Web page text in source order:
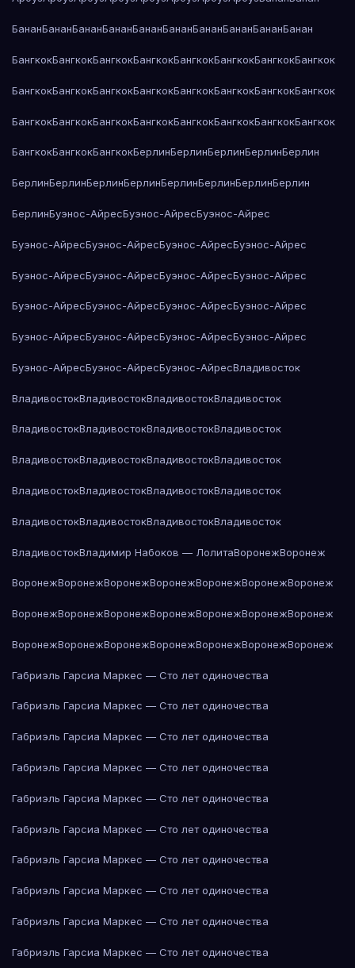
БананБананБананБананБананБананБананБананБананБанан
БангкокБангкокБангкокБангкокБангкокБангкокБангкокБангкок
БангкокБангкокБангкокБангкокБангкокБангкокБангкокБангкок
БангкокБангкокБангкокБангкокБангкокБангкокБангкокБангкок
БангкокБангкокБангкокБерлинБерлинБерлинБерлинБерлин
БерлинБерлинБерлинБерлинБерлинБерлинБерлинБерлин
БерлинБуэнос-АйресБуэнос-АйресБуэнос-Айрес
Буэнос-АйресБуэнос-АйресБуэнос-АйресБуэнос-Айрес
Буэнос-АйресБуэнос-АйресБуэнос-АйресБуэнос-Айрес
Буэнос-АйресБуэнос-АйресБуэнос-АйресБуэнос-Айрес
Буэнос-АйресБуэнос-АйресБуэнос-АйресБуэнос-Айрес
Буэнос-АйресБуэнос-АйресБуэнос-АйресВладивосток
ВладивостокВладивостокВладивостокВладивосток
ВладивостокВладивостокВладивостокВладивосток
ВладивостокВладивостокВладивостокВладивосток
ВладивостокВладивостокВладивостокВладивосток
ВладивостокВладивостокВладивостокВладивосток
ВладивостокВладимир Набоков — ЛолитаВоронежВоронеж
ВоронежВоронежВоронежВоронежВоронежВоронежВоронеж
ВоронежВоронежВоронежВоронежВоронежВоронежВоронеж
ВоронежВоронежВоронежВоронежВоронежВоронежВоронеж
Габриэль Гарсиа Маркес — Сто лет одиночества
Габриэль Гарсиа Маркес — Сто лет одиночества
Габриэль Гарсиа Маркес — Сто лет одиночества
Габриэль Гарсиа Маркес — Сто лет одиночества
Габриэль Гарсиа Маркес — Сто лет одиночества
Габриэль Гарсиа Маркес — Сто лет одиночества
Габриэль Гарсиа Маркес — Сто лет одиночества
Габриэль Гарсиа Маркес — Сто лет одиночества
Габриэль Гарсиа Маркес — Сто лет одиночества
Габриэль Гарсиа Маркес — Сто лет одиночества